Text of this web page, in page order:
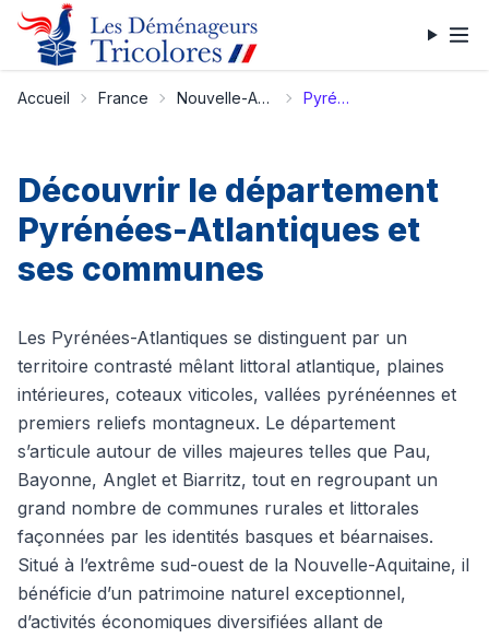
Accueil France Nouvelle-Aquitaine Pyrénées-Atlantiques
Découvrir le département
Pyrénées-Atlantiques et
ses communes
Les Pyrénées-Atlantiques se distinguent par un
territoire contrasté mêlant littoral atlantique, plaines
intérieures, coteaux viticoles, vallées pyrénéennes et
premiers reliefs montagneux. Le département
s’articule autour de villes majeures telles que Pau,
Bayonne, Anglet et Biarritz, tout en regroupant un
grand nombre de communes rurales et littorales
façonnées par les identités basques et béarnaises.
Situé à l’extrême sud-ouest de la Nouvelle-Aquitaine, il
bénéficie d’un patrimoine naturel exceptionnel,
d’activités économiques diversifiées allant de